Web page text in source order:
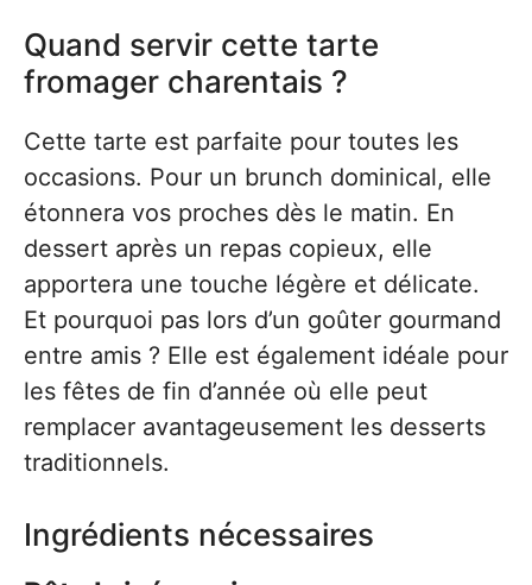
Quand servir cette tarte
fromager charentais ?
Cette tarte est parfaite pour toutes les
occasions. Pour un brunch dominical, elle
étonnera vos proches dès le matin. En
dessert après un repas copieux, elle
apportera une touche légère et délicate.
Et pourquoi pas lors d’un goûter gourmand
entre amis ? Elle est également idéale pour
les fêtes de fin d’année où elle peut
remplacer avantageusement les desserts
traditionnels.
Ingrédients nécessaires